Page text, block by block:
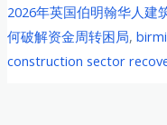
国
伯
明
2026年英国伯明翰华人建
何破解资金周转困局,
construction sector